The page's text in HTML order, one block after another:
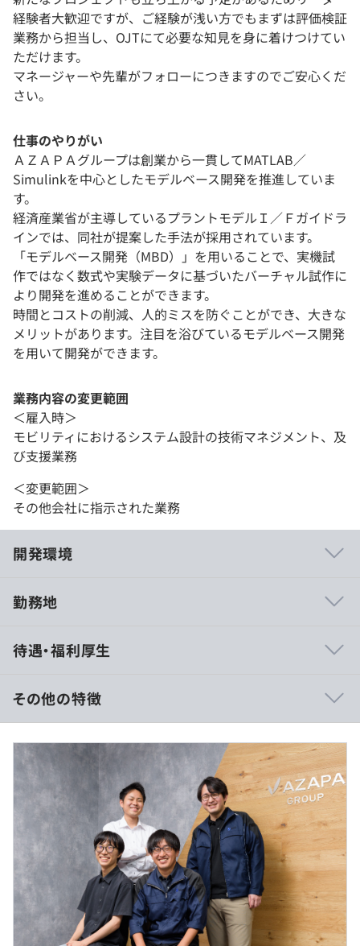
経験者大歓迎ですが、ご経験が浅い方でもまずは評価検証
業務から担当し、OJTにて必要な知見を身に着けつけてい
ただけます。
マネージャーや先輩がフォローにつきますのでご安心くだ
さい。
仕事のやりがい
ＡＺＡＰＡグループは創業から一貫してMATLAB／
Simulinkを中心としたモデルベース開発を推進していま
す。
経済産業省が主導しているプラントモデルＩ／Ｆガイドラ
インでは、同社が提案した手法が採用されています。
「モデルベース開発（MBD）」を用いることで、実機試
作ではなく数式や実験データに基づいたバーチャル試作に
より開発を進めることができます。
時間とコストの削減、人的ミスを防ぐことができ、大きな
メリットがあります。注目を浴びているモデルベース開発
を用いて開発ができます。
業務内容の変更範囲
＜雇入時＞
モビリティにおけるシステム設計の技術マネジメント、及
び支援業務
＜変更範囲＞
その他会社に指示された業務
開発環境
￣￣￣￣￣￣￣
モデルベース開発（MBD）を用いることで、実機試作で
はなく数式や実験データに基づいたバーチャル試作により
開発を進めることができます。時間とコストの削減、人的
ミスを防ぐことができ、大きなメリットがあります。注目
を浴びているモデルベース開発を用いて開発ができること
は当社の魅力です。
※経済産業省が主導しているプラントモデルI/Fガイドラ
インでは、当社グループが提案した手法が採用されていま
す！
・モデルベースの開発から運用まで携われる
プラントモデル（HILS）を0から作ってシュミレーション
を行い仕様検討を行うなど、モデルベースの開発から運用
までを自らの手で行うことで、エンジニアとしてのスキル
勤務地
待遇・福利厚生
《年収530万円～ の場合》
■賃金形態：年俸制（年俸を12分割）
■賃金の決定方法：当社規定により決定
■月給：約445,130円～（固定残業代を含む）
■基本給：346,000円～
■固定残業代：59,130円～（20時間分）
※超過分は別途支給
※20時間残業をしなくても、20時間分の見込残業代を
支給
■その他定額手当：住宅手当3万円
※経験・能力を考慮のうえ、決定します。
その他の特徴